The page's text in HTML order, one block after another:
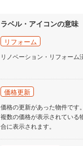
ラベル・アイコンの意味
リフォーム
リノベーション・リフォーム
価格更新
価格の更新があった物件です。
複数の価格が表示されている
合に表示されます。